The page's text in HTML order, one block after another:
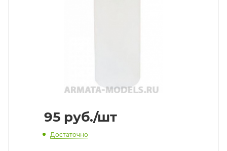
95 руб./шт
Достаточно